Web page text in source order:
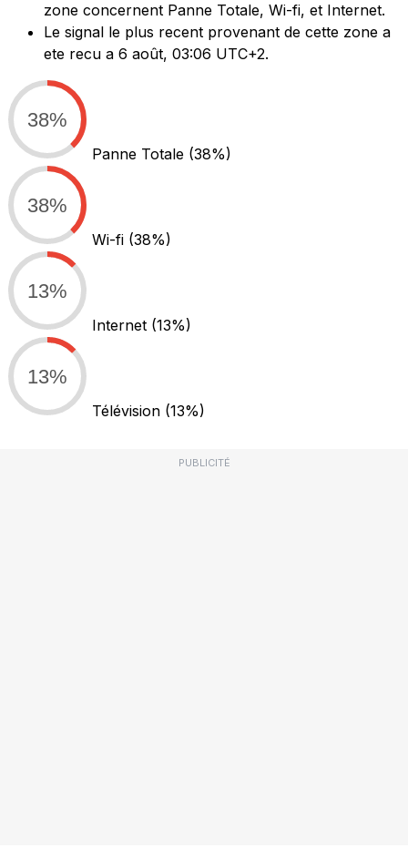
zone concernent Panne Totale, Wi-fi, et Internet.
Le signal le plus recent provenant de cette zone a
ete recu a 6 août, 03:06 UTC+2.
38%
Panne Totale (38%)
38%
Wi-fi (38%)
13%
Internet (13%)
13%
Télévision (13%)
PUBLICITÉ